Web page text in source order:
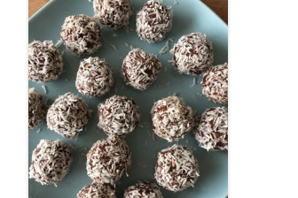
WEBSITES OVER PALEO